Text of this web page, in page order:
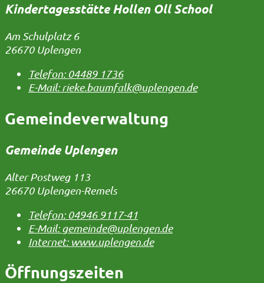
Kindertagesstätte Hollen Oll School
Am Schulplatz 6
26670 Uplengen
Telefon:04489 1736
E-Mail:rieke.baumfalk@uplengen.de
Gemeindeverwaltung
Gemeinde Uplengen
Alter Postweg 113
26670 Uplengen-Remels
Telefon:04946 9117-41
E-Mail:gemeinde@uplengen.de
Internet:www.uplengen.de
Öffnungszeiten